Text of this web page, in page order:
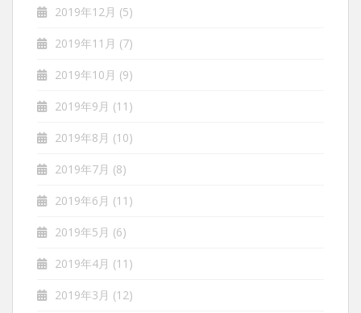
2019年12月 (5)
2019年11月 (7)
2019年10月 (9)
2019年9月 (11)
2019年8月 (10)
2019年7月 (8)
2019年6月 (11)
2019年5月 (6)
2019年4月 (11)
2019年3月 (12)